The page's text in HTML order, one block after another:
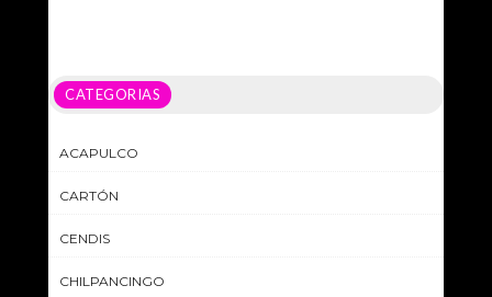
CATEGORIAS
ACAPULCO
CARTÓN
CENDIS
CHILPANCINGO